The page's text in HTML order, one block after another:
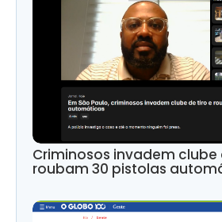
Criminosos invadem clube
roubam 30 pistolas